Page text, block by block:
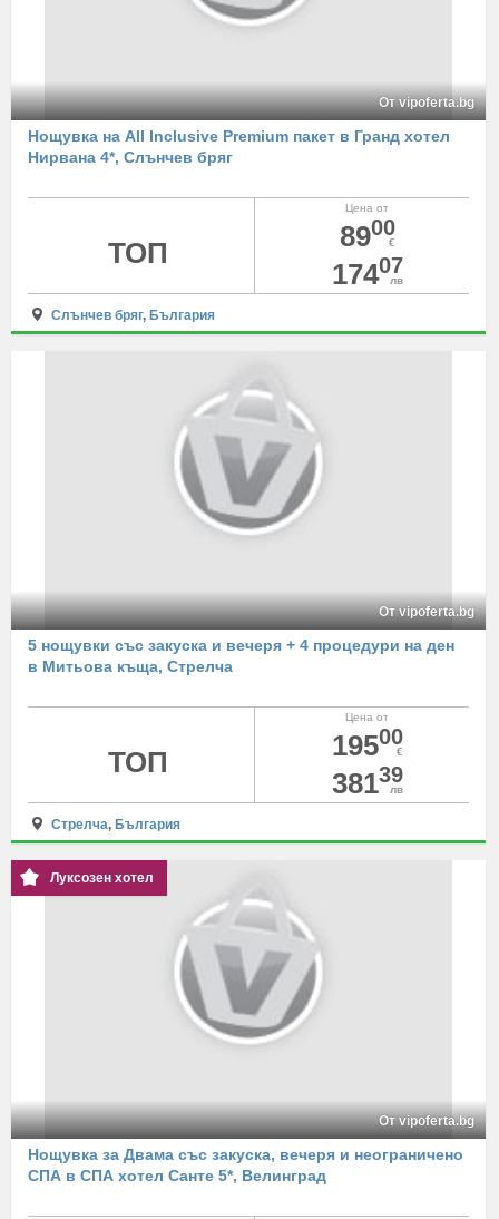
От vipoferta.bg
Нощувка на All Inclusive Premium пакет в Гранд хотел
Нирвана 4*, Слънчев бряг
Цена от
8900
€
17407
лв
ТОП
Слънчев бряг, България
От vipoferta.bg
5 нощувки със закуска и вечеря + 4 процедури на ден
в Митьова къща, Стрелча
Цена от
19500
€
38139
лв
ТОП
Стрелча, България
Луксозен хотел
От vipoferta.bg
Нощувка за Двама със закуска, вечеря и неограничено
СПА в СПА хотел Санте 5*, Велинград